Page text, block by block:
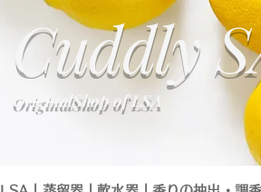
​Cuddly
OriginalShop of LSA